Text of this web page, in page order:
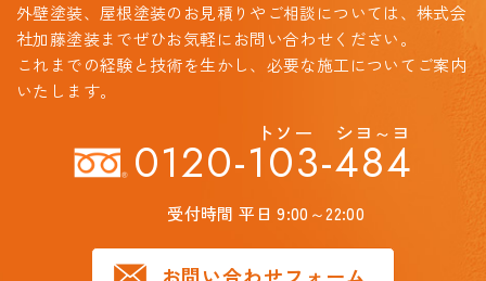
外壁塗装、屋根塗装のお見積りやご相談については、 株式会
社加藤塗装までぜひお気軽にお問い合わせください。
これまでの経験と技術を生かし、必要な施工についてご案内
いたします。
0120-103
トソー
-484
シヨ～ヨ
受付時間 平日 9:00～22:00
お問い合わせフォーム